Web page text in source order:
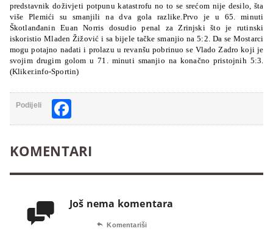
predstavnik doživjeti potpunu katastrofu no to se srećom nije desilo, šta
više Plemići su smanjili na dva gola razlike.Prvo je u 65. minuti
Škotlanđanin Euan Norris dosudio penal za Zrinjski što je rutinski
iskoristio Mladen Žižović i sa bijele tačke smanjio na 5:2. Da se Mostarci
mogu potajno nadati i prolazu u revanšu pobrinuo se Vlado Zadro koji je
svojim drugim golom u 71. minuti smanjio na konačno pristojnih 5:3.
(Kliker.info-Sportin)
Podijeli
KOMENTARI
 Još nema komentara
 Komentariši